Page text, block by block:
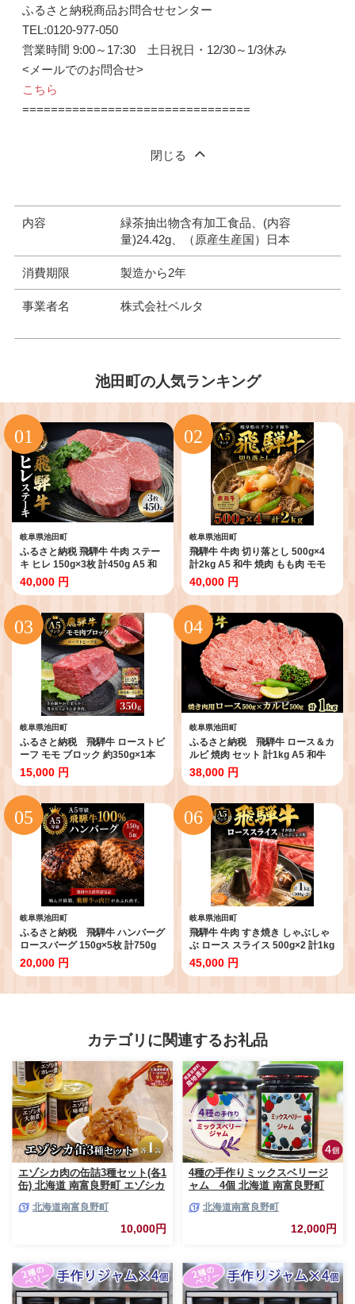
ふるさと納税商品お問合せセンター
TEL:0120-977-050
営業時間 9:00～17:30 土日祝日・12/30～1/3休み
<メールでのお問合せ>
こちら
================================
閉じる
内容
緑茶抽出物含有加工食品、(内容
量)24.42g、（原産生産国）日本
消費期限 製造から2年
事業者名 株式会社ベルタ
池田町の人気ランキング
岐阜県池田町
ふるさと納税 飛騨牛 牛肉 ステー
キ ヒレ 150g×3枚 計450g A5 和
牛 お肉 ステーキ
40,000 円
岐阜県池田町
飛騨牛 牛肉 切り落とし 500g×4
計2kg A5 和牛 焼肉 もも肉 モモ
バラ カルビ お肉 ブランド和牛
40,000 円
岐阜県池田町
ふるさと納税 飛騨牛 ローストビ
ーフ モモ ブロック 約350g×1本
専用粉 タレ付き 牛肉 和牛
15,000 円
岐阜県池田町
ふるさと納税 飛騨牛 ロース＆カ
ルビ 焼肉 セット 計1kg A5 和牛
牛肉 お肉 ロース カルビ 食べ比べ
焼肉用 バーベキュー BBQ
38,000 円
岐阜県池田町
ふるさと納税 飛騨牛 ハンバーグ
ロースバーグ 150g×5枚 計750g
和牛
20,000 円
岐阜県池田町
飛騨牛 牛肉 すき焼き しゃぶしゃ
ぶ ロース スライス 500g×2 計1kg
A5 和牛 すきやき すき焼き肉 すき
焼き用肉 シャブシャブ お肉 霜降
45,000 円
カテゴリに関連するお礼品
エゾシカ肉の缶詰3種セット(各1
缶) 北海道 南富良野町 エゾシカ
合せ ジビエ 加工品 北海道産 国
産 おつまみ おかず 高たんぱく
低脂肪 鉄分 カレー 味噌 食べや
北海道南富良野町
10,000円
4種の手作りミックスベリージ
ャム 4個 北海道 南富良野町
合せ ブルーベリー てんさい糖
酸味 甘味 香り 甘酸っぱい 美味
北海道南富良野町
12,000円